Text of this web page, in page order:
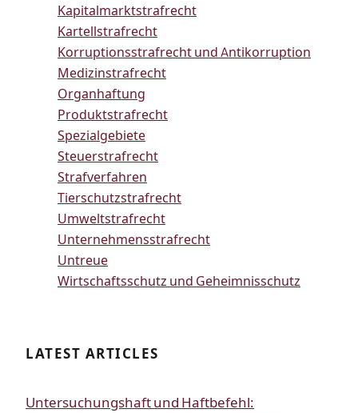
Kapitalmarktstrafrecht
Kartellstrafrecht
Korruptionsstrafrecht und Antikorruption
Medizinstrafrecht
Organhaftung
Produktstrafrecht
Spezialgebiete
Steuerstrafrecht
Strafverfahren
Tierschutzstrafrecht
Umweltstrafrecht
Unternehmensstrafrecht
Untreue
Wirtschaftsschutz und Geheimnisschutz
LATEST ARTICLES
Untersuchungshaft und Haftbefehl: